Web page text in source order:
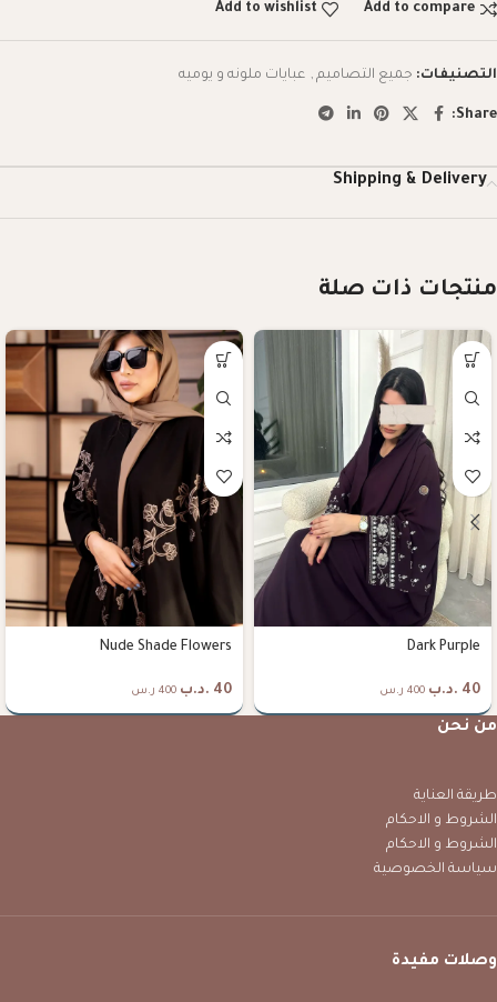
Add to compare
Add to wishlist
التصنيفات: جميع التصاميم , عبايات ملونه و يوميه
Share:
Shipping & Delivery
منتجات ذات صلة
Dark Purple
40 .د.ب 400 ر.س
Nude Shade Flowers
40 .د.ب 400 ر.س
من نحن
طريقة العناية
الشروط و الاحكام
الشروط و الاحكام
سياسة الخصوصية
وصلات مفيدة